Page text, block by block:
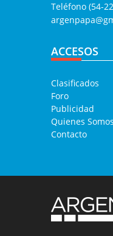
Teléfono (54-
ACCESOS
Clasificados
Foro
Publicidad
Quienes Somos
Contacto